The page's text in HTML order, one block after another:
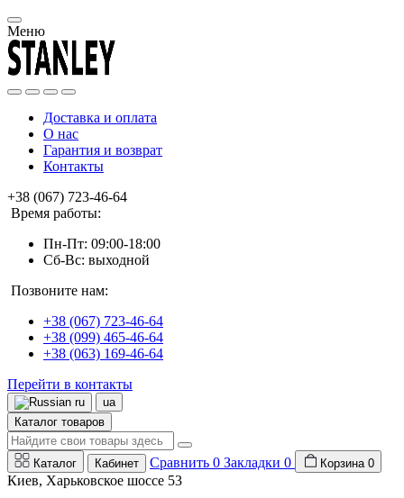
Меню
Доставка и оплата
О нас
Гарантия и возврат
Контакты
+38 (067) 723-46-64
Время работы:
Пн-Пт: 09:00-18:00
Сб-Вс: выходной
Позвоните нам:
+38 (067) 723-46-64
+38 (099) 465-46-64
+38 (063) 169-46-64
Перейти в контакты
ru
ua
Каталог товаров
Каталог Кабинет Сравнить 0 Закладки 0 Корзина 0
Киев, Харьковское шоссе 53